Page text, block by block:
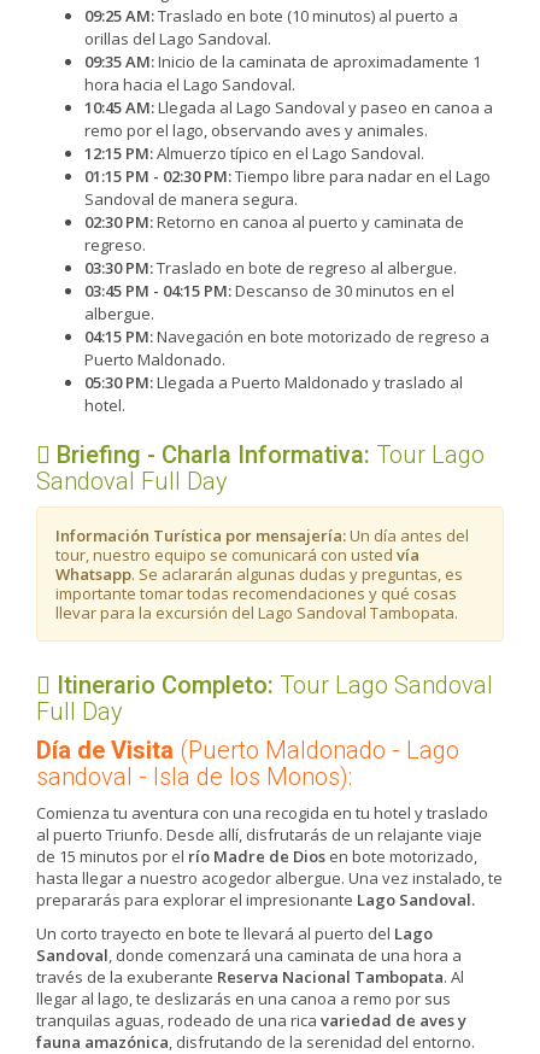
09:25 AM:Traslado en bote (10 minutos) al puerto a
orillas del Lago Sandoval.
09:35 AM:Inicio de la caminata de aproximadamente 1
hora hacia el Lago Sandoval.
10:45 AM:Llegada al Lago Sandoval y paseo en canoa a
remo por el lago, observando aves y animales.
12:15 PM:Almuerzo típico en el Lago Sandoval.
01:15 PM - 02:30 PM:Tiempo libre para nadar en el Lago
Sandoval de manera segura.
02:30 PM:Retorno en canoa al puerto y caminata de
regreso.
03:30 PM:Traslado en bote de regreso al albergue.
03:45 PM - 04:15 PM:Descanso de 30 minutos en el
albergue.
04:15 PM:Navegación en bote motorizado de regreso a
Puerto Maldonado.
05:30 PM:Llegada a Puerto Maldonado y traslado al
hotel.
Briefing - Charla Informativa: Tour Lago
Sandoval Full Day
Información Turística por mensajería:Un día antes del
tour, nuestro equipo se comunicará con usted vía
Whatsapp. Se aclararán algunas dudas y preguntas, es
importante tomar todas recomendaciones y qué cosas
llevar para la excursión del Lago Sandoval Tambopata.
Itinerario Completo: Tour Lago Sandoval
Full Day
Día de Visita (Puerto Maldonado - Lago
sandoval - Isla de los Monos):
Comienza tu aventura con una recogida en tu hotel y traslado
al puerto Triunfo. Desde allí, disfrutarás de un relajante viaje
de 15 minutos por el río Madre de Dios en bote motorizado,
hasta llegar a nuestro acogedor albergue. Una vez instalado, te
prepararás para explorar el impresionante Lago Sandoval.
Un corto trayecto en bote te llevará al puerto del Lago
Sandoval , donde comenzará una caminata de una hora a
través de la exuberante Reserva Nacional Tambopata. Al
llegar al lago, te deslizarás en una canoa a remo por sus
tranquilas aguas, rodeado de una rica variedad de aves y
fauna amazónica , disfrutando de la serenidad del entorno.